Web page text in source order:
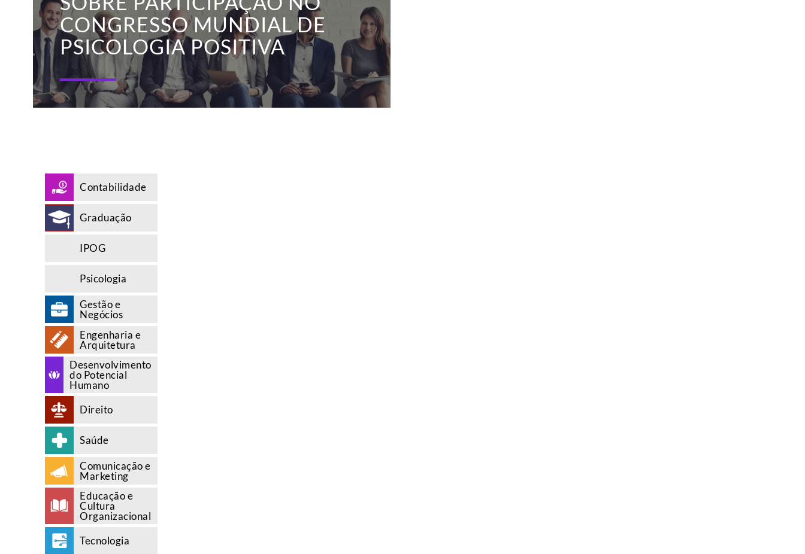
CONGRESSO MUNDIAL DE
PSICOLOGIA POSITIVA
Contabilidade
Graduação
IPOG
Psicologia
Gestão e
Negócios
Engenharia e
Arquitetura
Desenvolvimento
do Potencial
Humano
Direito
Saúde
Comunicação e
Marketing
Educação e
Cultura
Organizacional
Tecnologia